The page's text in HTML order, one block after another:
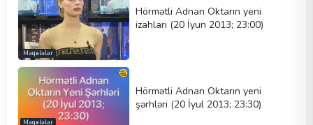
Məqalələr
Hörmətli Adnan Oktarın yeni
izahları (20 İyun 2013; 23:00)
Məqalələr
Hörmətli Adnan Oktarın yeni
şərhləri (20 İyul 2013; 23:30)